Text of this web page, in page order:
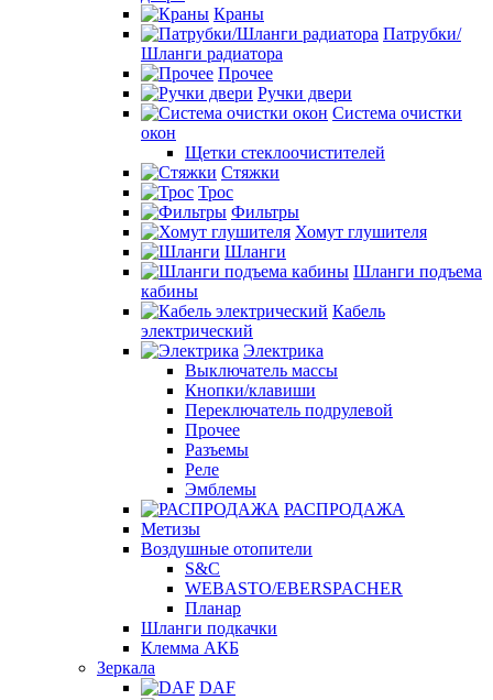
Краны
Патрубки/
Шланги радиатора
Прочее
Ручки двери
Система очистки
окон
Щетки стеклоочистителей
Стяжки
Трос
Фильтры
Хомут глушителя
Шланги
Шланги подъема
кабины
Кабель
электрический
Электрика
Выключатель массы
Кнопки/клавиши
Переключатель подрулевой
Прочее
Разъемы
Реле
Эмблемы
РАСПРОДАЖА
Метизы
Воздушные отопители
S&C
WEBASTO/EBERSPACHER
Планар
Шланги подкачки
Клемма АКБ
Зеркала
DAF